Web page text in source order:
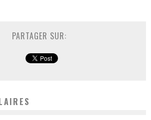
PARTAGER SUR: